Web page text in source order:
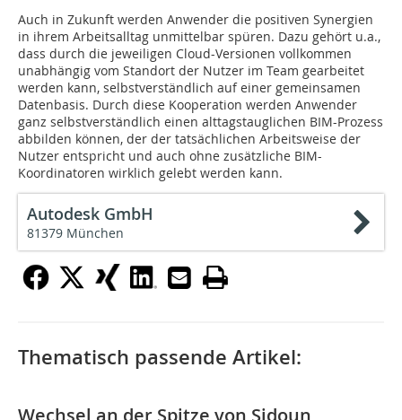
Auch in Zukunft werden Anwender die positiven Synergien
in ihrem Arbeitsalltag unmittelbar spüren. Dazu gehört u.a.,
dass durch die jeweiligen Cloud-Versionen vollkommen
unabhängig vom Standort der Nutzer im Team gearbeitet
werden kann, selbstverständlich auf einer gemeinsamen
Datenbasis. Durch diese Kooperation werden Anwender
ganz selbstverständlich einen alttagstauglichen BIM-Prozess
abbilden können, der der tatsächlichen Arbeitsweise der
Nutzer entspricht und auch ohne zusätzliche BIM-
Koordinatoren wirklich gelebt werden kann.
Autodesk GmbH
81379 München
Thematisch passende Artikel:
Wechsel an der Spitze von Sidoun